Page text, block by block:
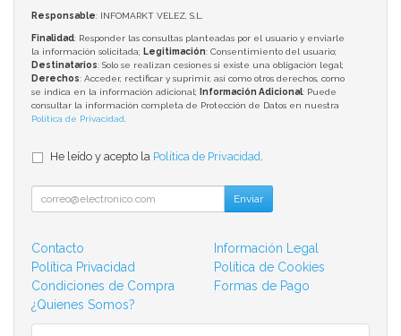
Responsable: INFOMARKT VELEZ, S.L.
Finalidad: Responder las consultas planteadas por el usuario y enviarle
la información solicitada; Legitimación: Consentimiento del usuario;
Destinatarios: Solo se realizan cesiones si existe una obligación legal;
Derechos: Acceder, rectificar y suprimir, así como otros derechos, como
se indica en la información adicional;
Información Adicional: Puede
consultar la información completa de Protección de Datos en nuestra
Política de Privacidad.
He leído y acepto la Política de Privacidad.
Enviar
Contacto
Información Legal
Política Privacidad
Política de Cookies
Condiciones de Compra
Formas de Pago
¿Quienes Somos?